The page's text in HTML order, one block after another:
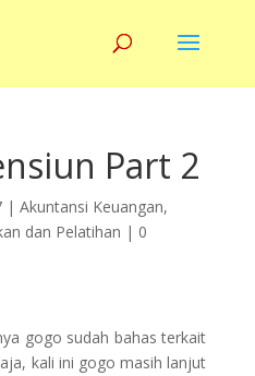
Part 2
| Akuntansi Keuangan,
dan Pelatihan | 0
gogo sudah bahas terkait
kali ini gogo masih lanjut